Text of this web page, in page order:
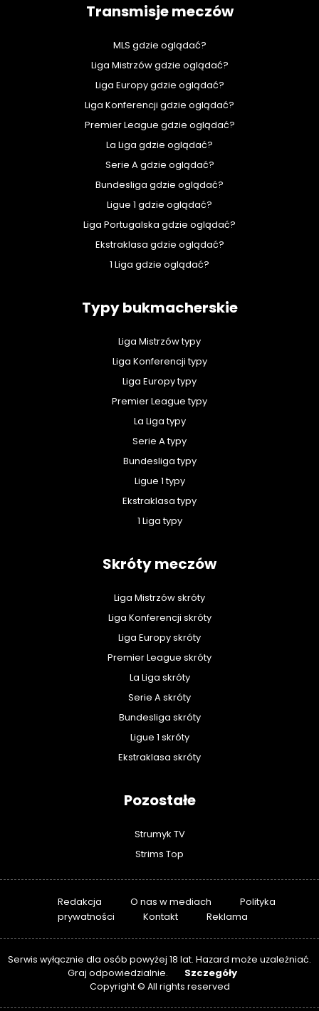
Transmisje meczów
MLS gdzie oglądać?
Liga Mistrzów gdzie oglądać?
Liga Europy gdzie oglądać?
Liga Konferencji gdzie oglądać?
Premier League gdzie oglądać?
La Liga gdzie oglądać?
Serie A gdzie oglądać?
Bundesliga gdzie oglądać?
Ligue 1 gdzie oglądać?
Liga Portugalska gdzie oglądać?
Ekstraklasa gdzie oglądać?
1 Liga gdzie oglądać?
Typy bukmacherskie
Liga Mistrzów typy
Liga Konferencji typy
Liga Europy typy
Premier League typy
La Liga typy
Serie A typy
Bundesliga typy
Ligue 1 typy
Ekstraklasa typy
1 Liga typy
Skróty meczów
Liga Mistrzów skróty
Liga Konferencji skróty
Liga Europy skróty
Premier League skróty
La Liga skróty
Serie A skróty
Bundesliga skróty
Ligue 1 skróty
Ekstraklasa skróty
Pozostałe
Strumyk TV
Strims Top
Redakcja O nas w mediach
Polityka
prywatności
Kontakt Reklama
Serwis wyłącznie dla osób powyżej 18 lat. Hazard może uzależniać.
Graj odpowiedzialnie.
Szczegóły
Copyright © All rights reserved